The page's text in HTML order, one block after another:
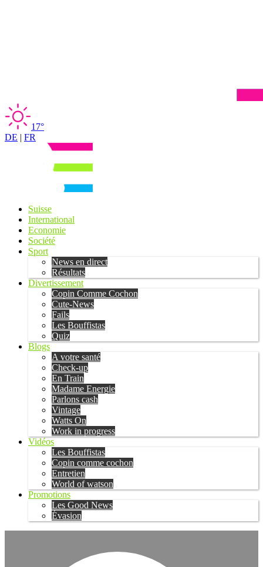
17°
DE | FR
Suisse
International
Economie
Société
Sport
News en direct
Résultats
Divertissement
Copin Comme Cochon
Cute-News
Fails
Les Bouffistas
Quiz
Blogs
A votre santé
Check-up
En Train
Madame Energie
Parlons cash
Vintage
Watts On
Work in progress
Vidéos
Les Bouffistas
Copin comme cochon
Entretien
World of watson
Promotions
Les Good News
Évasion